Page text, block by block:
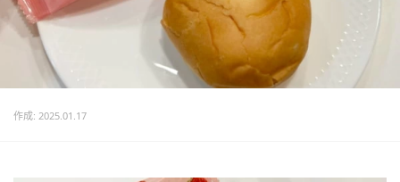
作成: 2025.01.17